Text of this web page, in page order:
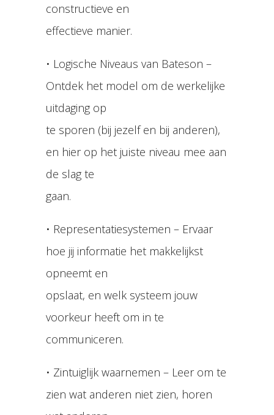
constructieve en
effectieve manier.
• Logische Niveaus van Bateson –
Ontdek het model om de werkelijke
uitdaging op
te sporen (bij jezelf en bij anderen),
en hier op het juiste niveau mee aan
de slag te
gaan.
• Representatiesystemen – Ervaar
hoe jij informatie het makkelijkst
opneemt en
opslaat, en welk systeem jouw
voorkeur heeft om in te
communiceren.
• Zintuiglijk waarnemen – Leer om te
zien wat anderen niet zien, horen